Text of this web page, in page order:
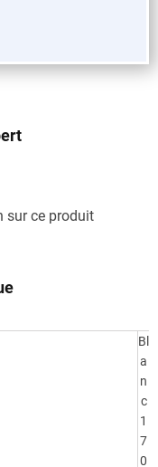
sur ce produit
Bl
a
n
c
1
7
0